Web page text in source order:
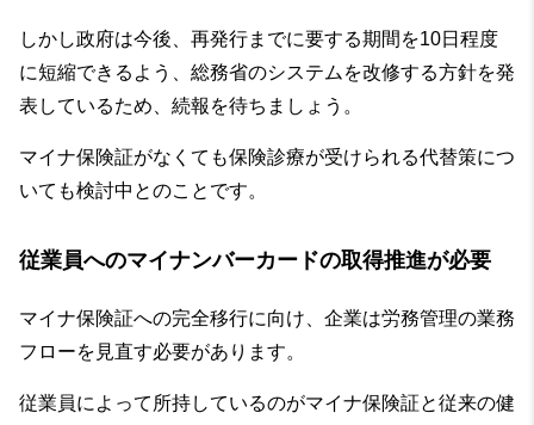
しかし政府は今後、再発行までに要する期間を10日程度
に短縮できるよう、総務省のシステムを改修する方針を発
表しているため、続報を待ちましょう。
マイナ保険証がなくても保険診療が受けられる代替策につ
いても検討中とのことです。
従業員へのマイナンバーカードの取得推進が必要
マイナ保険証への完全移行に向け、企業は労務管理の業務
フローを見直す必要があります。
従業員によって所持しているのがマイナ保険証と従来の健